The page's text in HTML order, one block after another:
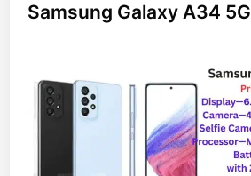
Samsung Galaxy A34 5G